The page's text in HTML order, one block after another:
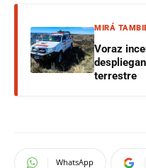
MIRÁ
Voraz
terrestre
WhatsApp